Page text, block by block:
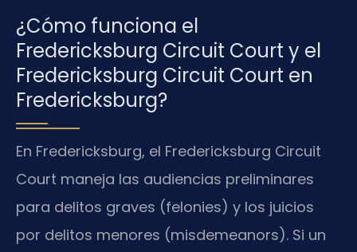
¿Cómo funciona el
Fredericksburg Circuit Court y el
Fredericksburg Circuit Court en
Fredericksburg?
En Fredericksburg, el Fredericksburg Circuit
Court maneja las audiencias preliminares
para delitos graves (felonies) y los juicios
por delitos menores (misdemeanors). Si un